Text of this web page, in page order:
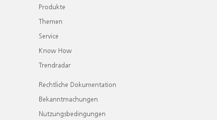
Produkte
Themen
Service
Know How
Trendradar
Rechtliche Dokumentation
Bekanntmachungen
Nutzungsbedingungen